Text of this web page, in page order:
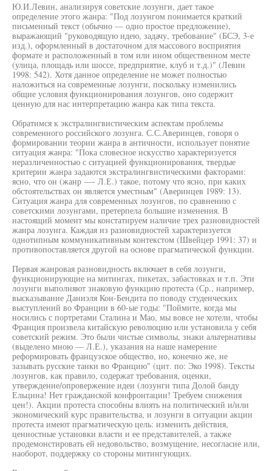
Ю.И.Левин, анализируя советские лозунги, дает такое
определение этого жанра: "Под лозунгом понимается краткий
письменный текст (обычно — одно простое предложение),
выражающий "руководящую идею, задачу, требование" (БСЭ, 3-е
изд.), оформленный в достаточном для массового восприятия
формате и расположенный в том или ином общественном месте
(улица, площадь или шоссе, предприятие, клуб и т.д.)" (Левин
1998: 542). Хотя данное определение не может полностью
наложиться на современные лозунги, поскольку изменились
общие условия функционирования лозунгов, оно содержит
ценную для нас интерпретацию жанра как типа текста.
Обратимся к экстралингвистическим аспектам проблемы
современного российского лозунга. С.С.Аверинцев, говоря о
формировании теории жанра в античности, использует понятие
ситуация жанра: "Пока словесное искусство характеризуется
неразличенностью с ситуацией функционирования, твердые
критерии жанра задаются экстралингвистическими факторами:
ясно, что он (жанр —- Л.Е.) такое, потому что ясно, при каких
обстоятельствах он является уместным" (Аверинцев 1989: 13).
Ситуация жанра для современных лозунгов, по сравнению с
советскими лозунгами, претерпела большие изменения. В
настоящий момент мы констатируем наличие трех разновидностей
жанра лозунга. Каждая из разновидностей характеризуется
однотипным коммуникативным контекстом (Швейцер 1991: 37) и
противопоставляется другой на основе прагматической функции.
Первая жанровая разновидность включает в себя лозунги,
функционирующие на митингах, пикетах, забастовках и т.п. Эти
лозунги выполняют знаковую функцию протеста (Ср., например,
высказывание Даниэля Кон-Бендита по поводу студенческих
выступлений во Франции в 60-ые годы: "Поймите, когда мы
носились с портретами Сталина и Мао, мы вовсе не хотели, чтобы
Франция произвела китайскую революцию или установила у себя
советский режим. Это были чистые символы, знаки альтернативы
(выделено мною — Л.Е.), указания на наше намерение
реформировать французское общество, но, конечно же, не
зазывать русские танки во Францию" (цит. по: Эко 1998). Тексты
лозунгов, как правило, содержат требования, оценки,
утверждение/опровержение идеи (лозунги типа Долой банду
Ельцина! Нет гражданской конфронтации! Требуем снижения
цен!). Акции протеста способны влиять на политический и/или
экономический курс правительства, и лозунги в ситуации акции
протеста имеют прагматическую цель: изменить действия,
ценностные установки власти и ее представителей, а также
продемонстировать ей недовольство, возмущение, несогласие или,
наоборот, поддержку со стороны митингующих.